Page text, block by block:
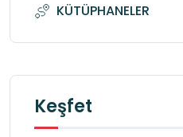
KÜTÜPHANELER
Keşfet